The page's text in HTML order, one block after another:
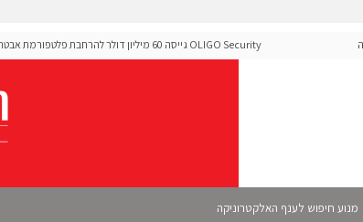
OLIGO Security גייסה 60 מיליון דולר להרחבת פלטפורמת אבטחת
מנוע חיפוש לענף האלקטרוניקה